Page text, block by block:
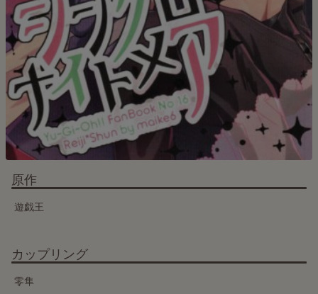
原作
遊戯王
カップリング
零隼